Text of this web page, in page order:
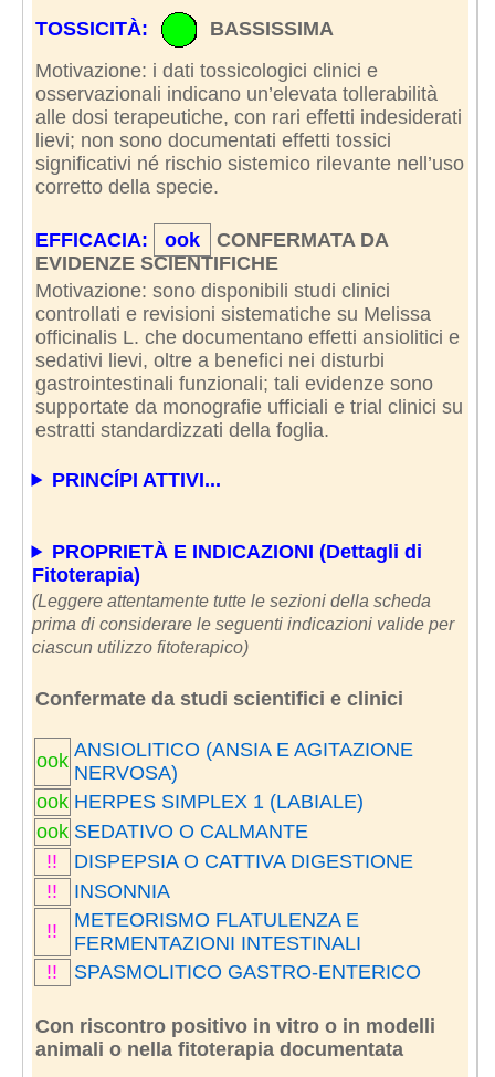
TOSSICITÀ:
BASSISSIMA
Motivazione: i dati tossicologici clinici e
osservazionali indicano un’elevata tollerabilità
alle dosi terapeutiche, con rari effetti indesiderati
lievi; non sono documentati effetti tossici
significativi né rischio sistemico rilevante nell’uso
corretto della specie.
EFFICACIA: ook
CONFERMATA DA
EVIDENZE SCIENTIFICHE
Motivazione: sono disponibili studi clinici
controllati e revisioni sistematiche su Melissa
officinalis L. che documentano effetti ansiolitici e
sedativi lievi, oltre a benefici nei disturbi
gastrointestinali funzionali; tali evidenze sono
supportate da monografie ufficiali e trial clinici su
estratti standardizzati della foglia.
PRINCÍPI ATTIVI...
PROPRIETÀ E INDICAZIONI (Dettagli di
Fitoterapia)
(Leggere attentamente tutte le sezioni della scheda
prima di considerare le seguenti indicazioni valide per
ciascun utilizzo fitoterapico)
Confermate da studi scientifici e clinici
ook ANSIOLITICO (ANSIA E AGITAZIONE
NERVOSA)
ook HERPES SIMPLEX 1 (LABIALE)
ook SEDATIVO O CALMANTE
!!
DISPEPSIA O CATTIVA DIGESTIONE
!!
INSONNIA
!!
METEORISMO FLATULENZA E
FERMENTAZIONI INTESTINALI
!!
SPASMOLITICO GASTRO-ENTERICO
Con riscontro positivo in vitro o in modelli
animali o nella fitoterapia documentata